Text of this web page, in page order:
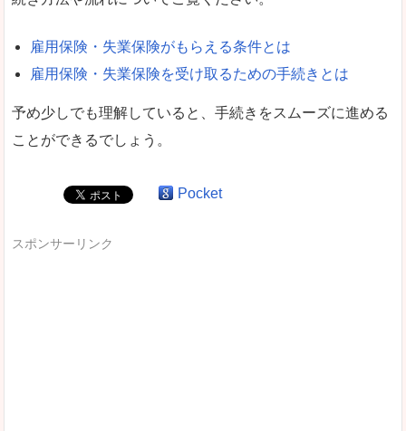
雇用保険・失業保険がもらえる条件とは
雇用保険・失業保険を受け取るための手続きとは
予め少しでも理解していると、手続きをスムーズに進める
ことができるでしょう。
Pocket
スポンサーリンク